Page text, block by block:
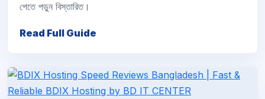
পেতে পড়ুন বিস্তারিত।
Read Full Guide